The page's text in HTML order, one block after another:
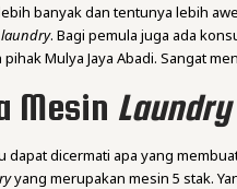
banyak dan tentunya lebih
laundry. Bagi pemula juga ada
Mulya Jaya Abadi. Sangat
Mesin Laundry
dapat dicermati apa yang
yang merupakan mesin 5 stak.